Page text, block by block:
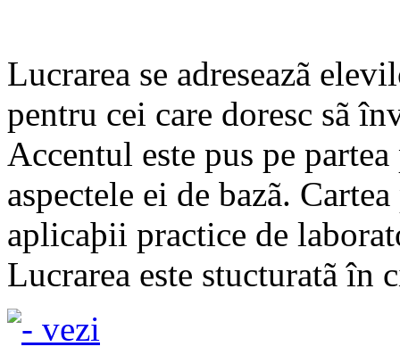
Lucrarea se adreseazã
pentru cei care doresc sã
Accentul este pus pe
aspectele ei de bazã.
aplicaþii practice de
Lucrarea este stucturatã în